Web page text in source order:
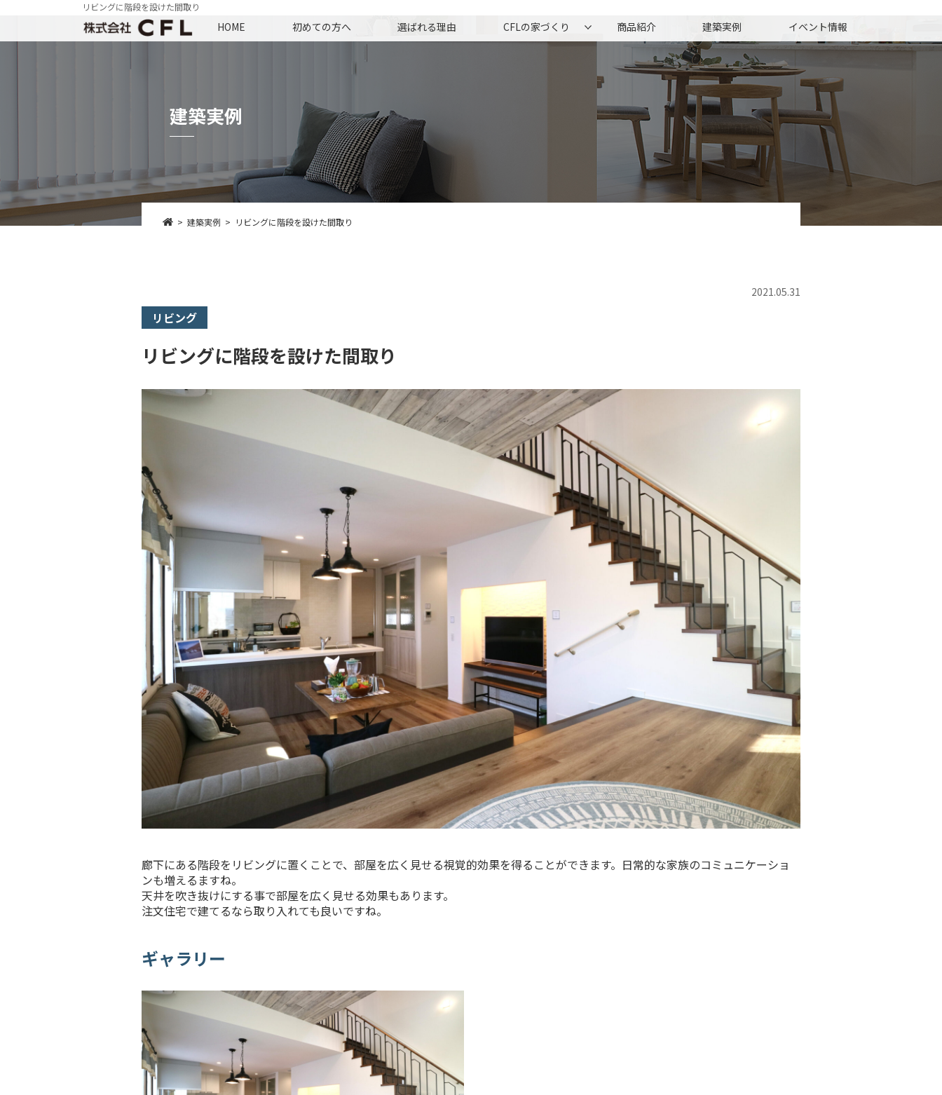
リビングに階段を設けた間取り
HOME 初めての方へ 選ばれる理由 CFLの家づくり 商品紹介 建築実例 イベント情報
建築実例
建築実例 リビングに階段を設けた間取り
2021.05.31
リビング
リビングに階段を設けた間取り
廊下にある階段をリビングに置くことで、部屋を広く見せる視覚的効果を得ることができます。日常的な家族のコミュニケーショ
ンも増えるますね。
天井を吹き抜けにする事で部屋を広く見せる効果もあります。
注文住宅で建てるなら取り入れても良いですね。
ギャラリー